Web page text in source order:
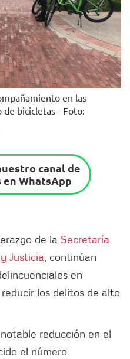
en las
bicicletas - Foto:
canal de
en WhatsApp
de la Secretaría
Justicia, continúan
en
los delitos de alto
reducción en el
el número